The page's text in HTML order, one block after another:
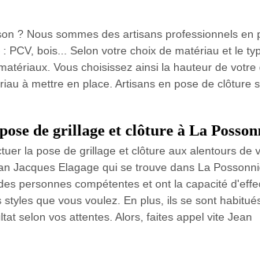
? Nous sommes des artisans professionnels en
bois... Selon votre choix de matériau et le
Vous choisissez ainsi la hauteur de votre
à mettre en place. Artisans en pose de clôture
de grillage et clôture à La
la pose de grillage et clôture aux alentours de
Jacques Elagage qui se trouve dans La
personnes compétentes et ont la capacité
que vous voulez. En plus, ils se sont
selon vos attentes. Alors, faites appel vite Jean